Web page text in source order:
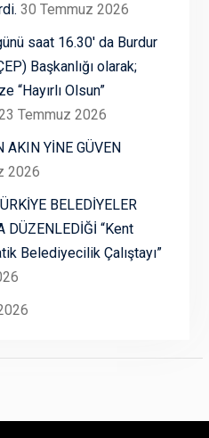
30 Temmuz 2026
saat 16.30′ da Burdur
Başkanlığı olarak;
“Hayırlı Olsun”
Temmuz 2026
AKIN YİNE GÜVEN
2026
BELEDİYELER
DÜZENLEDİĞİ “Kent
Belediyecilik Çalıştayı”